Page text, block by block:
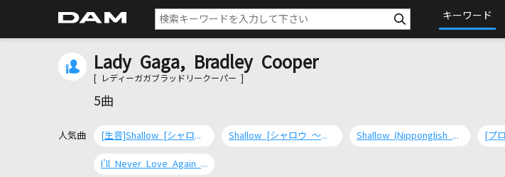
キーワード
Lady Gaga, Bradley Cooper
[ レディーガガブラッドリークーパー ]
5曲
人気曲 [生音]Shallow [シャロウ ～「アリー/ スター誕生」愛のうた] Shallow [シャロウ ～「アリー/ スター誕生」愛のうた] Shallow (Nipponglish ver.) [シャロウ ～「アリー/ スター誕生」愛のうた]
I'll Never Love Again (Film Version) [アイル・ネヴァー・ラヴ・アゲイン(映画ヴァージョン)]